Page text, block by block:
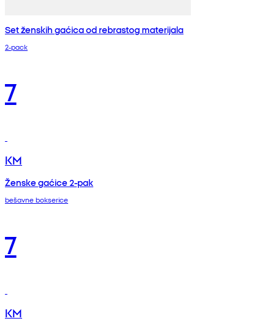
Set ženskih gaćica od rebrastog materijala
2-pack
7
KM
Ženske gaćice 2-pak
bešavne bokserice
7
KM